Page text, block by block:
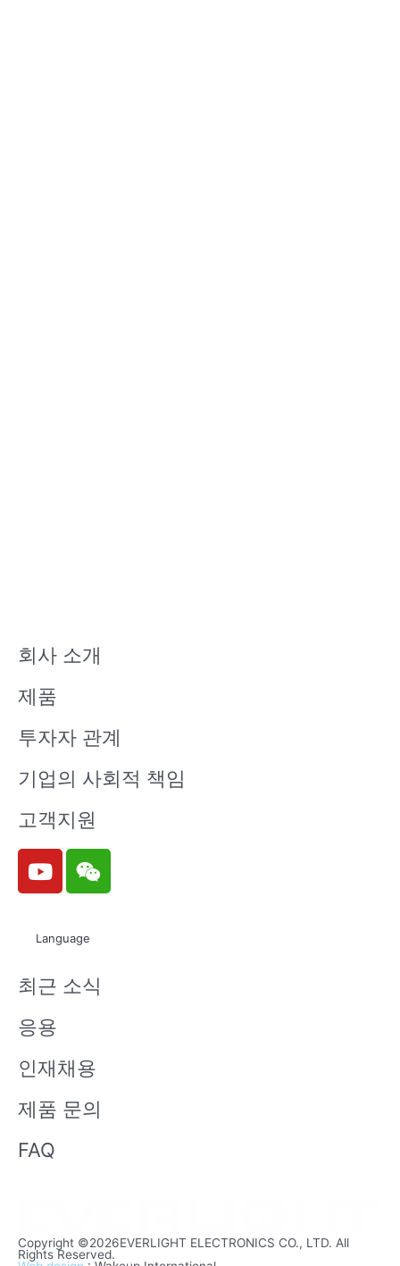
회사 소개
제품
투자자 관계
기업의 사회적 책임
고객지원
Y
o
u
e
W
e
i
n
Language
최근 소식
응용
인재채용
제품 문의
FAQ
Copyright ©2026EVERLIGHT ELECTRONICS CO., LTD. All
Rights Reserved.